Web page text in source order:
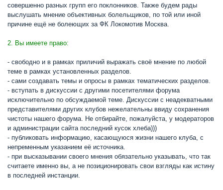
совершенно разных групп его поклонников. Также будем рады
выслушать мнение объективных болельщиков, по той или иной
причине ещё не болеющих за ФК Локомотив Москва.
2. Вы имеете право:
- свободно и в рамках приличий выражать своё мнение по любой
теме в рамках установленных разделов.
- сами создавать темы и опросы в рамках тематических разделов.
- вступать в дискуссии с другими посетителями форума
исключительно по обсуждаемой теме. Дискуссии с неадекватными
представителями других клубов нежелательны ввиду сохранения
чистоты нашего форума. Не отбирайте, пожалуйста, у модераторов
и администрации сайта последний кусок хлеба)))
- публиковать информацию, касающуюся жизни нашего клуба, с
непременным указанием её источника.
- при высказывании своего мнения обязательно указывать, что так
считаете именно вы, а не позиционировать свои взгляды как истину
в последней инстанции.